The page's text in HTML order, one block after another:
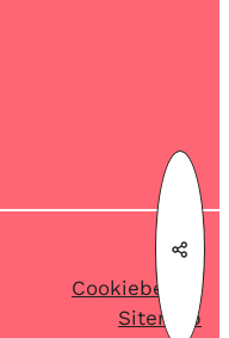
Cookiebeleid
Sitemap